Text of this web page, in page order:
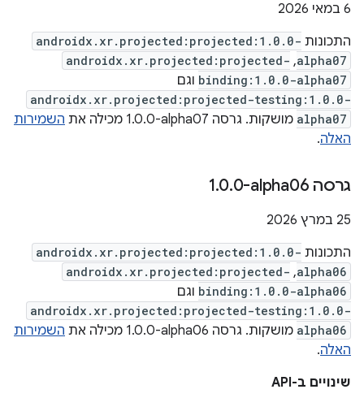
‫6 במאי 2026
התכונות androidx.xr.projected:projected:1.0.0-
alpha07
,
androidx.xr.projected:projected-
binding:1.0.0-alpha07 וגם
androidx.xr.projected:projected-testing:1.0.0-
alpha07 מושקות. גרסה ‎1.0.0-alpha07 מכילה את
השמירות
האלה.
גרסה ‎1 .0.0-alpha06
‫25 במרץ 2026
התכונות androidx.xr.projected:projected:1.0.0-
alpha06
,
androidx.xr.projected:projected-
binding:1.0.0-alpha06 וגם
androidx.xr.projected:projected-testing:1.0.0-
alpha06 מושקות. גרסה ‎1.0.0-alpha06 מכילה את
השמירות
האלה.
שינויים ב-API